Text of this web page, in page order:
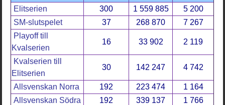
Elitserien 300 1 559 885
5 200
SM-slutspelet
37 268 870
7 267
Playoff till
Kvalserien
16 33 902 2 119
Kvalserien till
Elitserien
30 142 247 4 742
Allsvenskan Norra 192 223 474
1 164
Allsvenskan Södra
192 339 137
1 766